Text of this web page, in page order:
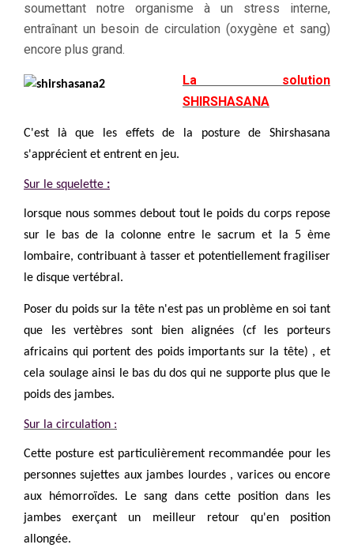
soumettant notre organisme à un stress interne,
entraînant un besoin de circulation (oxygène et sang)
encore plus grand.
La solution
SHIRSHASANA
C'est là que les effets de la posture de Shirshasana
s'apprécient et entrent en jeu.
Sur le squelette :
lorsque nous sommes debout tout le poids du corps repose
sur le bas de la colonne entre le sacrum et la 5 ème
lombaire, contribuant à tasser et potentiellement fragiliser
le disque vertébral.
Poser du poids sur la tête n'est pas un problème en soi tant
que les vertèbres sont bien alignées (cf les porteurs
africains qui portent des poids importants sur la tête) , et
cela soulage ainsi le bas du dos qui ne supporte plus que le
poids des jambes.
Sur la circulation :
Cette posture est particulièrement recommandée pour les
personnes sujettes aux jambes lourdes , varices ou encore
aux hémorroïdes. Le sang dans cette position dans les
jambes exerçant un meilleur retour qu'en position
allongée.